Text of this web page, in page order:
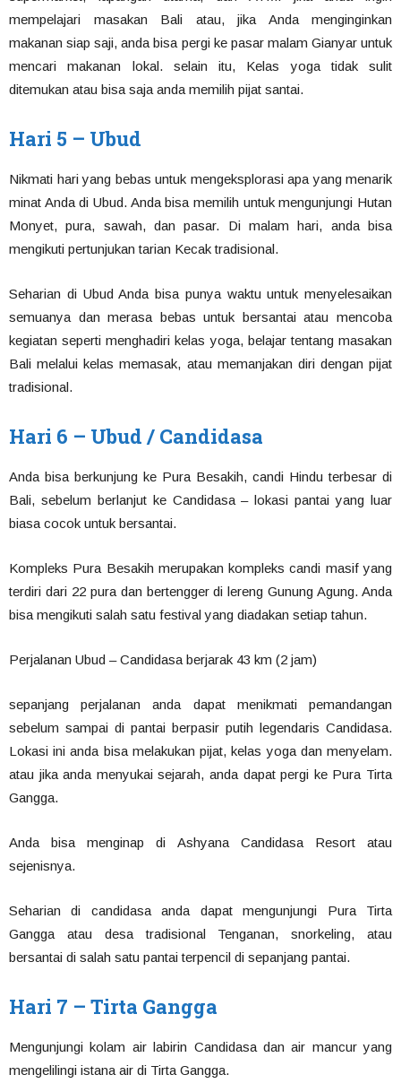
mempelajari masakan Bali atau, jika Anda menginginkan
makanan siap saji, anda bisa pergi ke pasar malam Gianyar untuk
mencari makanan lokal. selain itu, Kelas yoga tidak sulit
ditemukan atau bisa saja anda memilih pijat santai.
Hari 5 – Ubud
Nikmati hari yang bebas untuk mengeksplorasi apa yang menarik
minat Anda di Ubud. Anda bisa memilih untuk mengunjungi Hutan
Monyet, pura, sawah, dan pasar. Di malam hari, anda bisa
mengikuti pertunjukan tarian Kecak tradisional.
Seharian di Ubud Anda bisa punya waktu untuk menyelesaikan
semuanya dan merasa bebas untuk bersantai atau mencoba
kegiatan seperti menghadiri kelas yoga, belajar tentang masakan
Bali melalui kelas memasak, atau memanjakan diri dengan pijat
tradisional.
Hari 6 – Ubud / Candidasa
Anda bisa berkunjung ke Pura Besakih, candi Hindu terbesar di
Bali, sebelum berlanjut ke Candidasa – lokasi pantai yang luar
biasa cocok untuk bersantai.
Kompleks Pura Besakih merupakan kompleks candi masif yang
terdiri dari 22 pura dan bertengger di lereng Gunung Agung. Anda
bisa mengikuti salah satu festival yang diadakan setiap tahun.
Perjalanan Ubud – Candidasa berjarak 43 km (2 jam)
sepanjang perjalanan anda dapat menikmati pemandangan
sebelum sampai di pantai berpasir putih legendaris Candidasa.
Lokasi ini anda bisa melakukan pijat, kelas yoga dan menyelam.
atau jika anda menyukai sejarah, anda dapat pergi ke Pura Tirta
Gangga.
Anda bisa menginap di Ashyana Candidasa Resort atau
sejenisnya.
Seharian di candidasa anda dapat mengunjungi Pura Tirta
Gangga atau desa tradisional Tenganan, snorkeling, atau
bersantai di salah satu pantai terpencil di sepanjang pantai.
Hari 7 – Tirta Gangga
Mengunjungi kolam air labirin Candidasa dan air mancur yang
mengelilingi istana air di Tirta Gangga.